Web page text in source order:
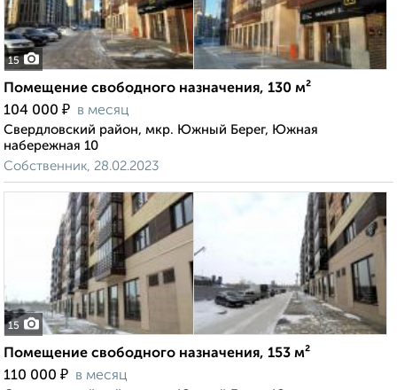
15
Помещение свободного назначения, 130 м²
104 000 ₽ в месяц
Свердловский район, мкр. Южный Берег, Южная
набережная 10
Собственник, 28.02.2023
15
Помещение свободного назначения, 153 м²
110 000 ₽ в месяц